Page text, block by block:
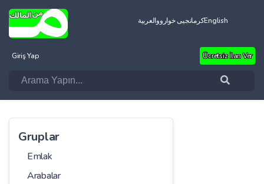
العربيةکرمانجیی خوارووEnglish
Giriş Yap Ücretsiz İlan Ver
Gruplar
Emlak
Arabalar